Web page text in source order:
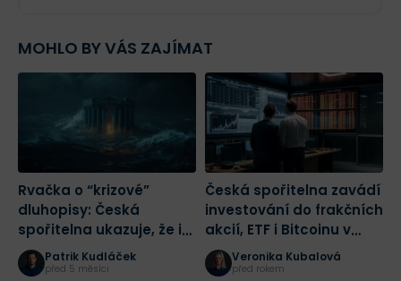
MOHLO BY VÁS ZAJÍMAT
Rvačka o “krizové”
dluhopisy: Česká
spořitelna ukazuje, že i
nuda umí vyvolat
šílenství
Patrik Kudláček
před 5 měsíci
Česká spořitelna zavádí
investování do frakčních
akcií, ETF i Bitcoinu v
aplikaci George
Veronika Kubalová
před rokem